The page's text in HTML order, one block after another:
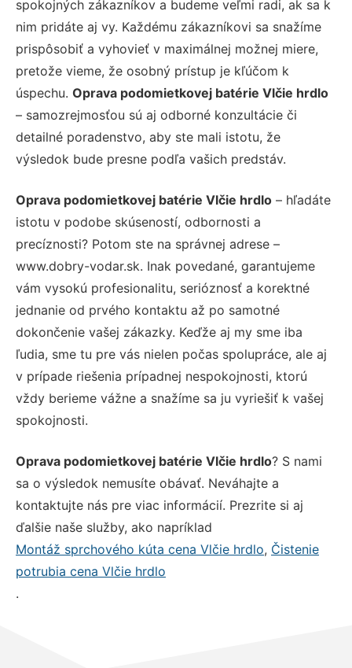
spokojných zákazníkov a budeme veľmi radi, ak sa k
nim pridáte aj vy. Každému zákazníkovi sa snažíme
prispôsobiť a vyhovieť v maximálnej možnej miere,
pretože vieme, že osobný prístup je kľúčom k
úspechu. Oprava podomietkovej batérie Vlčie hrdlo
– samozrejmosťou sú aj odborné konzultácie či
detailné poradenstvo, aby ste mali istotu, že
výsledok bude presne podľa vašich predstáv.
Oprava podomietkovej batérie Vlčie hrdlo – hľadáte
istotu v podobe skúseností, odbornosti a
precíznosti? Potom ste na správnej adrese –
www.dobry-vodar.sk. Inak povedané, garantujeme
vám vysokú profesionalitu, serióznosť a korektné
jednanie od prvého kontaktu až po samotné
dokončenie vašej zákazky. Keďže aj my sme iba
ľudia, sme tu pre vás nielen počas spolupráce, ale aj
v prípade riešenia prípadnej nespokojnosti, ktorú
vždy berieme vážne a snažíme sa ju vyriešiť k vašej
spokojnosti.
Oprava podomietkovej batérie Vlčie hrdlo? S nami
sa o výsledok nemusíte obávať. Neváhajte a
kontaktujte nás pre viac informácií. Prezrite si aj
ďalšie naše služby, ako napríklad
Montáž sprchového kúta cena Vlčie hrdlo, Čistenie
potrubia cena Vlčie hrdlo
.